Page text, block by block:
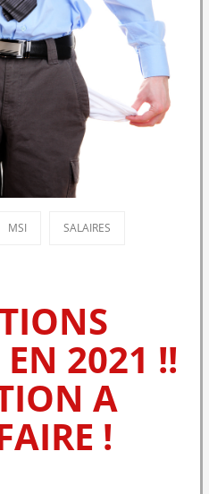
MSI SALAIRES
EN 2021 !!
A
!